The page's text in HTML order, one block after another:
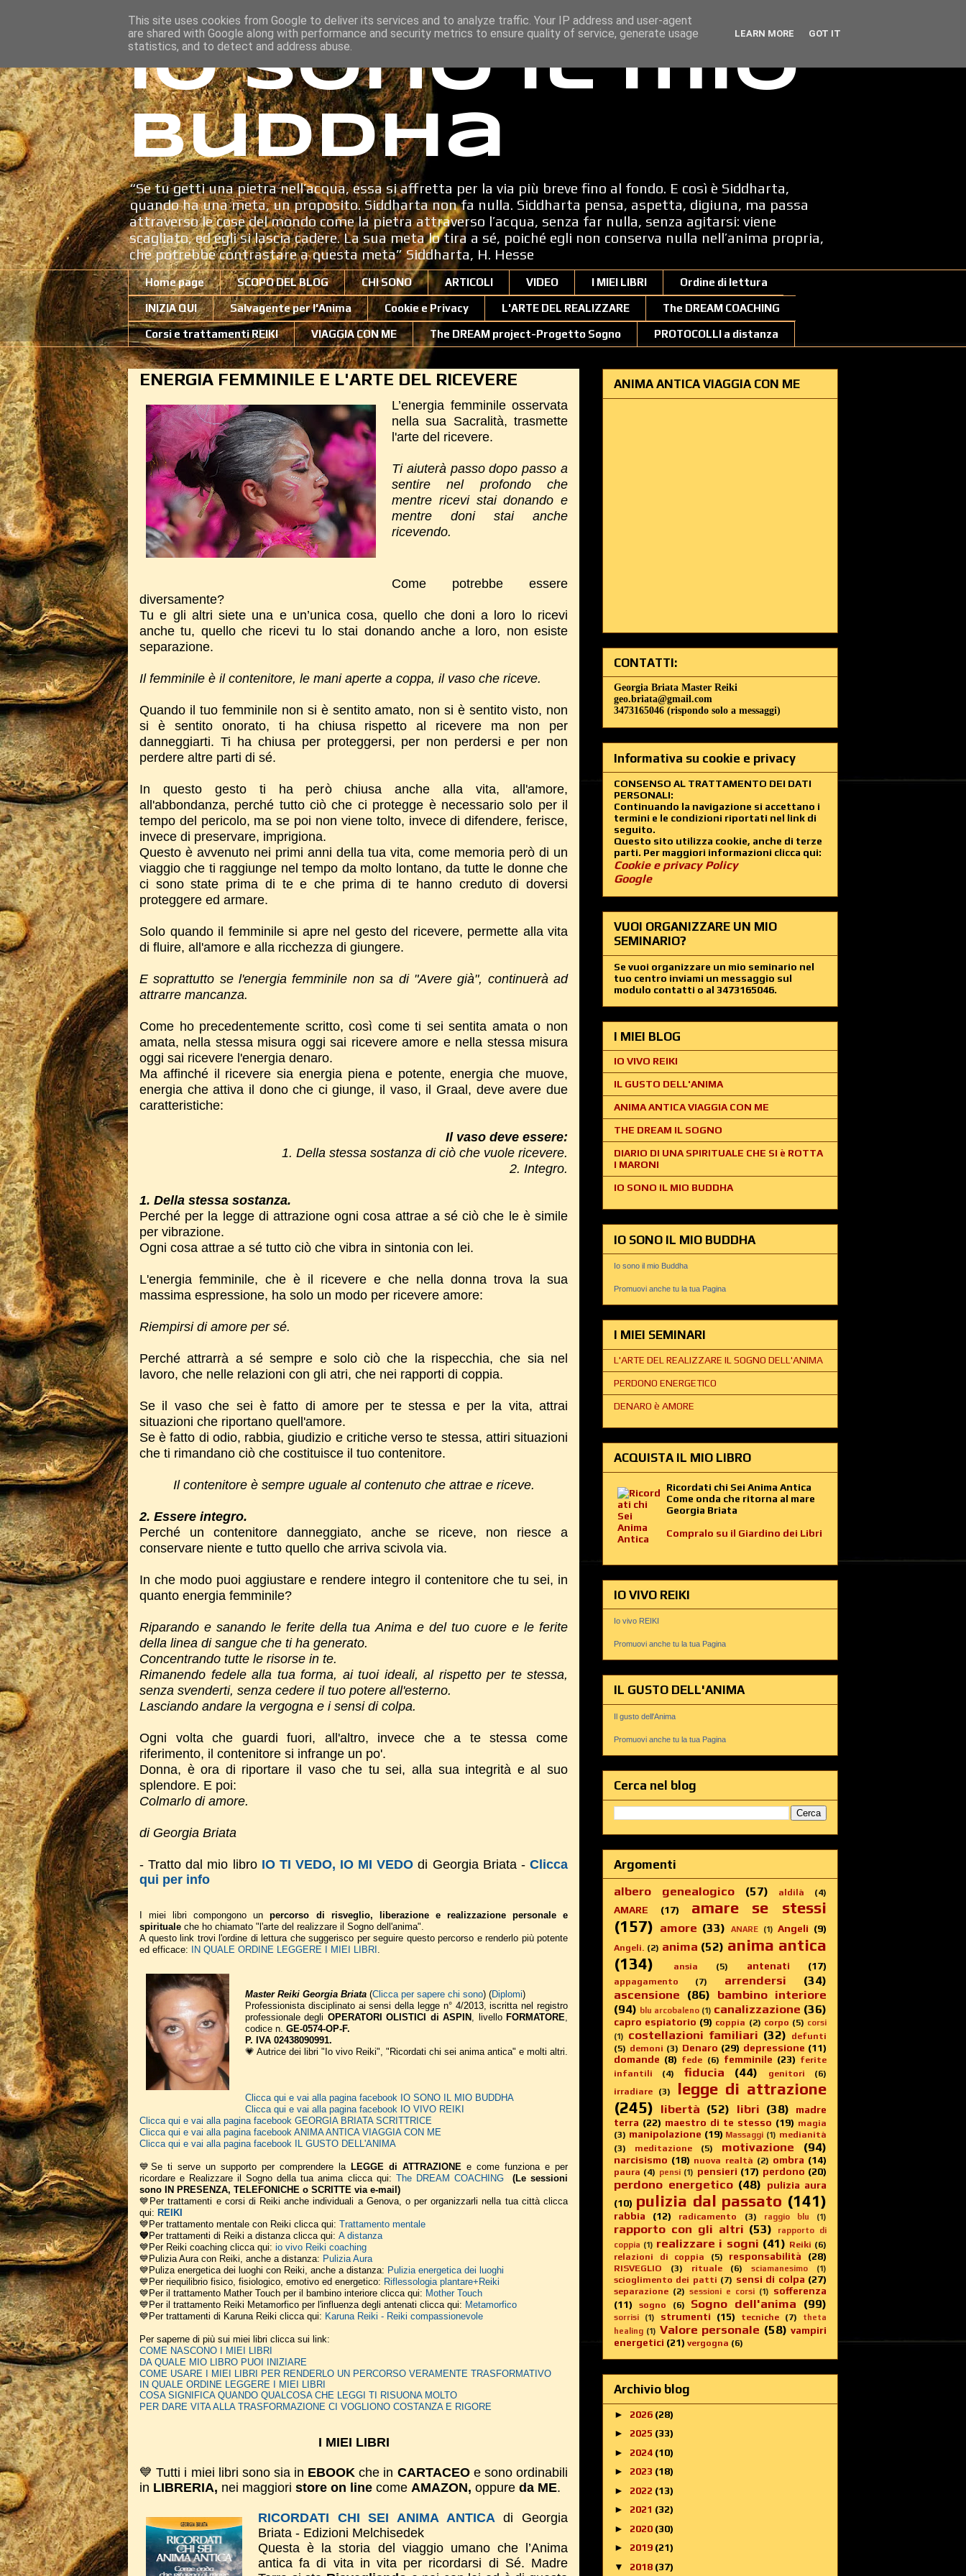
Io sono il mio
Buddha
“Se tu getti una pietra nell’acqua, essa si affretta per la via più breve fino al fondo. E così è Siddharta,
quando ha una meta, un proposito. Siddharta non fa nulla. Siddharta pensa, aspetta, digiuna, ma passa
attraverso le cose del mondo come la pietra attraverso l’acqua, senza far nulla, senza agitarsi: viene
scagliato, ed egli si lascia cadere. La sua meta lo tira a sé, poiché egli non conserva nulla nell’anima propria,
che potrebbe contrastare a questa meta” Siddharta, H. Hesse
Home page SCOPO DEL BLOG CHI SONO ARTICOLI VIDEO I MIEI LIBRI Ordine di lettura
INIZIA QUI Salvagente per l'Anima Cookie e Privacy L'ARTE DEL REALIZZARE The DREAM COACHING
Corsi e trattamenti REIKI VIAGGIA CON ME The DREAM project-Progetto Sogno PROTOCOLLI a distanza
ENERGIA FEMMINILE E L'ARTE DEL RICEVERE
L’energia femminile osservata
nella sua Sacralità, trasmette
l'arte del ricevere.
Ti aiuterà passo dopo passo a
sentire nel profondo che
mentre ricevi stai donando e
mentre doni stai anche
ricevendo.
Come potrebbe essere
diversamente?
Tu e gli altri siete una e un’unica cosa, quello che doni a loro lo ricevi
anche tu, quello che ricevi tu lo stai donando anche a loro, non esiste
separazione.
Il femminile è il contenitore, le mani aperte a coppa, il vaso che riceve.
Quando il tuo femminile non si è sentito amato, non si è sentito visto, non
si è sentito onorato, ti ha chiusa rispetto al ricevere ma non per
danneggiarti. Ti ha chiusa per proteggersi, per non perdersi e per non
perdere altre parti di sé.
In questo gesto ti ha però chiusa anche alla vita, all'amore,
all'abbondanza, perché tutto ciò che ci protegge è necessario solo per il
tempo del pericolo, ma se poi non viene tolto, invece di difendere, ferisce,
invece di preservare, imprigiona.
Questo è avvenuto nei primi anni della tua vita, come memoria però di un
viaggio che ti raggiunge nel tempo da molto lontano, da tutte le donne che
ci sono state prima di te e che prima di te hanno creduto di doversi
proteggere ed armare.
Solo quando il femminile si apre nel gesto del ricevere, permette alla vita
di fluire, all'amore e alla ricchezza di giungere.
E soprattutto se l'energia femminile non sa di "Avere già", continuerà ad
attrarre mancanza.
Come ho precedentemente scritto, così come ti sei sentita amata o non
amata, nella stessa misura oggi sai ricevere amore e nella stessa misura
oggi sai ricevere l'energia denaro.
Ma affinché il ricevere sia energia piena e potente, energia che muove,
energia che attiva il dono che ci giunge, il vaso, il Graal, deve avere due
caratteristiche:
Il vaso deve essere:
1. Della stessa sostanza di ciò che vuole ricevere.
2. Integro.
1. Della stessa sostanza.
Perché per la legge di attrazione ogni cosa attrae a sé ciò che le è simile
per vibrazione.
Ogni cosa attrae a sé tutto ciò che vibra in sintonia con lei.
L'energia femminile, che è il ricevere e che nella donna trova la sua
massima espressione, ha solo un modo per ricevere amore:
Riempirsi di amore per sé.
Perché attrarrà a sé sempre e solo ciò che la rispecchia, che sia nel
lavoro, che nelle relazioni con gli atri, che nei rapporti di coppia.
Se il vaso che sei è fatto di amore per te stessa e per la vita, attrai
situazioni che riportano quell'amore.
Se è fatto di odio, rabbia, giudizio e critiche verso te stessa, attiri situazioni
che ti rimandano ciò che costituisce il tuo contenitore.
Il contenitore è sempre uguale al contenuto che attrae e riceve.
2. Essere integro.
Perché un contenitore danneggiato, anche se riceve, non riesce a
conservare niente e tutto quello che arriva scivola via.
In che modo puoi aggiustare e rendere integro il contenitore che tu sei, in
quanto energia femminile?
Riparando e sanando le ferite della tua Anima e del tuo cuore e le ferite
della linea di sangue che ti ha generato.
Concentrando tutte le risorse in te.
Rimanendo fedele alla tua forma, ai tuoi ideali, al rispetto per te stessa,
senza svenderti, senza cedere il tuo potere all'esterno.
Lasciando andare la vergogna e i sensi di colpa.
Ogni volta che guardi fuori, all'altro, invece che a te stessa come
riferimento, il contenitore si infrange un po'.
Donna, è ora di riportare il vaso che tu sei, alla sua integrità e al suo
splendore. E poi:
Colmarlo di amore.
di Georgia Briata
- Tratto dal mio libro IO TI VEDO, IO MI VEDO di Georgia Briata -Clicca
qui per info
I miei libri compongono unpercorso di risveglio, liberazione e realizzazione personale e
spirituale che ho chiamato "l'arte del realizzare il Sogno dell'anima".
A questo link trovi l'ordine di lettura che suggerisco per seguire questo percorso e renderlo più potente
ed efficace:
IN QUALE ORDINE LEGGERE I MIEI LIBRI .
Master Reiki Georgia Briata (Clicca per sapere chi sono) (Diplomi)
Professionista disciplinato ai sensi della legge n° 4/2013, iscritta nel registro
professionale degli OPERATORI OLISTICI di ASPIN , livello FORMATORE,
codice n. GE-0574-OP-F.
P. IVA 02438090991.
💗 Autrice dei libri "Io vivo Reiki", "Ricordati chi sei anima antica" e molti altri.
Clicca qui e vai alla pagina facebook IO SONO IL MIO BUDDHA
Clicca qui e vai alla pagina facebook IO VIVO REIKI
Clicca qui e vai alla pagina facebook GEORGIA BRIATA SCRITTRICE
Clicca qui e vai alla pagina facebook ANIMA ANTICA VIAGGIA CON ME
Clicca qui e vai alla pagina facebook IL GUSTO DELL'ANIMA
💙Se ti serve un supporto per comprendere laLEGGE di ATTRAZIONE e come funziona e per
ricordare e Realizzare il Sogno della tua anima clicca qui: The DREAM COACHING
(Le sessioni
sono IN PRESENZA, TELEFONICHE o SCRITTE via e-mail)
💙Per trattamenti e corsi di Reiki anche individuali a Genova, o per organizzarli nella tua città clicca
qui: REIKI
💙Per trattamento mentale con Reiki clicca qui: Trattamento mentale
💙 Per trattamenti di Reiki a distanza clicca qui: A distanza
💙Per Reiki coaching clicca qui: io vivo Reiki coaching
💙Pulizia Aura con Reiki, anche a distanza: Pulizia Aura
💙Puliza energetica dei luoghi con Reiki, anche a distanza: Pulizia energetica dei luoghi
💙Per riequilibrio fisico, fisiologico, emotivo ed energetico: Riflessologia plantare+Reiki
💙Per il trattamento Mather Touch per il bambino interiore clicca qui: Mother Touch
💙Per il trattamento Reiki Metamorfico per l'influenza degli antenati clicca qui: Metamorfico
💙Per trattamenti di Karuna Reiki clicca qui: Karuna Reiki - Reiki compassionevole
Per saperne di più sui miei libri clicca sui link:
COME NASCONO I MIEI LIBRI
DA QUALE MIO LIBRO PUOI INIZIARE
COME USARE I MIEI LIBRI PER RENDERLO UN PERCORSO VERAMENTE TRASFORMATIVO
IN QUALE ORDINE LEGGERE I MIEI LIBRI
COSA SIGNIFICA QUANDO QUALCOSA CHE LEGGI TI RISUONA MOLTO
PER DARE VITA ALLA TRASFORMAZIONE CI VOGLIONO COSTANZA E RIGORE
I MIEI LIBRI
💙 Tutti i miei libri sono sia in EBOOKche in CARTACEO e sono ordinabili
in LIBRERIA, nei maggiori store on line come AMAZON, oppure da ME.
RICORDATI CHI SEI ANIMA ANTICA di Georgia
Briata - Edizioni Melchisedek
Questa è la storia del viaggio umano che l’Anima
antica fa di vita in vita per ricordarsi di Sé. Madre
ANIMA ANTICA VIAGGIA CON ME
CONTATTI:
Georgia Briata Master Reiki
geo.briata@gmail.com
3473165046 (rispondo solo a messaggi)
Informativa su cookie e privacy
CONSENSO AL TRATTAMENTO DEI DATI
PERSONALI:
Continuando la navigazione si accettano i
termini e le condizioni riportati nel link di
seguito.
Questo sito utilizza cookie, anche di terze
parti. Per maggiori informazioni clicca qui:
Cookie e privacy Policy
Google
VUOI ORGANIZZARE UN MIO
SEMINARIO?
Se vuoi organizzare un mio seminario nel
tuo centro inviami un messaggio sul
modulo contatti o al 3473165046.
I MIEI BLOG
IO VIVO REIKI
IL GUSTO DELL'ANIMA
ANIMA ANTICA VIAGGIA CON ME
THE DREAM IL SOGNO
DIARIO DI UNA SPIRITUALE CHE SI è ROTTA
I MARONI
IO SONO IL MIO BUDDHA
IO SONO IL MIO BUDDHA
Io sono il mio Buddha
Promuovi anche tu la tua Pagina
I MIEI SEMINARI
L'ARTE DEL REALIZZARE IL SOGNO DELL'ANIMA
PERDONO ENERGETICO
DENARO è AMORE
ACQUISTA IL MIO LIBRO
Ricordati chi Sei Anima Antica
Come onda che ritorna al mare
Georgia Briata
Compralo su il Giardino dei Libri
IO VIVO REIKI
Io vivo REIKI
Promuovi anche tu la tua Pagina
IL GUSTO DELL'ANIMA
Il gusto dell'Anima
Promuovi anche tu la tua Pagina
Cerca nel blog
Argomenti
albero genealogico
(57) aldilà (4)
AMARE (17)
amare se stessi
(157) amore (33) ANARE (1) Angeli (9)
Angeli. (2) anima (52) anima antica
(134)
ansia (5) antenati (17)
appagamento (7) arrendersi
(34)
ascensione (86) bambino interiore
(94) blu arcobaleno (1) canalizzazione (36)
capro espiatorio (9) coppia (2) corpo (5) corsi
(1)
costellazioni familiari (32) defunti
(5) demoni (3) Denaro (29) depressione (11)
domande (8) fede (6) femminile (23) ferite
infantili
(4) fiducia (44) genitori
(6)
irradiare (3)
legge di attrazione
(245) libertà (52) libri (38)
madre
terra (22) maestro di te stesso (19) magia
(3) manipolazione (19) Massaggi (1) medianità
(3)
meditazione (5) motivazione (94)
narcisismo (18) nuova realtà (2) ombra (14)
paura (4) pensi (1) pensieri (17) perdono (20)
perdono energetico (48)
pulizia aura
(10) pulizia dal passato (141)
rabbia (12) radicamento (3) raggio blu (1)
rapporto con gli altri (53)
rapporto di
coppia (1) realizzare i sogni (41) Reiki (6)
relazioni di coppia
(5) responsabilità (28)
RISVEGLIO (3) rituale (6) sciamanesimo (1)
scioglimento dei patti (7) sensi di colpa (27)
separazione (2) sessioni e corsi (1)
sofferenza
(11)
sogno (6) Sogno dell'anima (99)
sorrisi (1) strumenti (15) tecniche (7)
theta
healing (1) Valore personale (58) vampiri
energetici (21) vergogna (6)
Archivio blog
► 2026 (28)
► 2025 (33)
► 2024 (10)
► 2023 (18)
► 2022 (13)
► 2021 (32)
► 2020 (30)
► 2019 (21)
▼ 2018 (37)
This site uses cookies from Google to deliver its services and to analyze traffic. Your IP address and user-agent
are shared with Google along with performance and security metrics to ensure quality of service, generate usage
statistics, and to detect and address abuse.
LEARN MORE GOT IT